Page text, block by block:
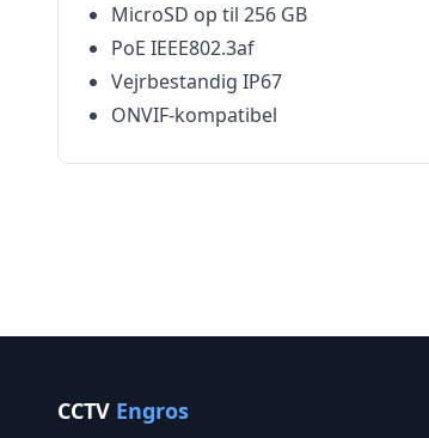
MicroSD op til 256 GB
PoE IEEE802.3af
Vejrbestandig IP67
ONVIF-kompatibel
CCTV Engros